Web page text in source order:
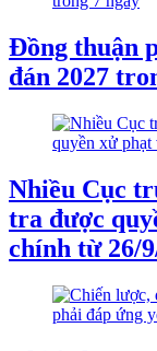
Đồng thuận
đán 2027
Nhiều Cục
tra được
chính từ 26/